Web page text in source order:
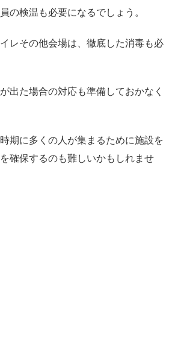
の検温も必要になるでしょう。
レその他会場は、徹底した消毒も必
出た場合の対応も準備しておかなく
期に多くの人が集まるために施設を
確保するのも難しいかもしれませ